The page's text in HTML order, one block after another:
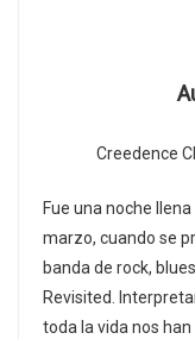
Creedence
Fue una noche
marzo, cuando se
banda de rock,
Revisited.
toda la vida nos